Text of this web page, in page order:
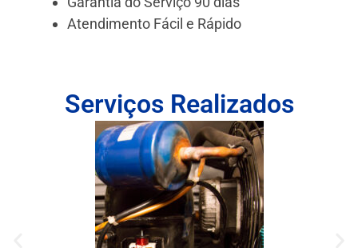
Atendimento Fácil e Rápido
Serviços Realizados